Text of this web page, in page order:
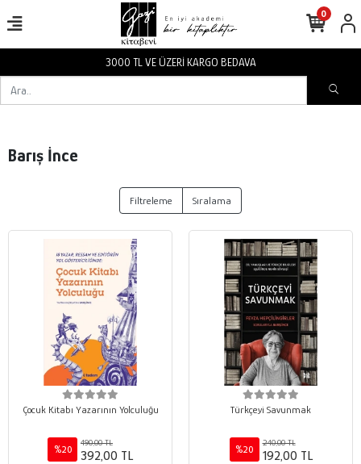
3000 TL VE ÜZERİ KARGO BEDAVA
0
Barış İnce
Filtreleme Sıralama
Çocuk Kitabı Yazarının Yolculuğu
%20
490,00 TL
392,00 TL
Türkçeyi Savunmak
%20
240,00 TL
192,00 TL